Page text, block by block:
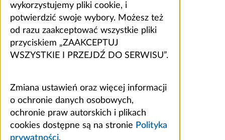
wykorzystujemy pliki cookie, i
potwierdzić swoje wybory. Możesz też
od razu zaakceptować wszystkie pliki
przyciskiem „ZAAKCEPTUJ
WSZYSTKIE I PRZEJDŹ DO SERWISU”.
Zmiana ustawień oraz więcej informacji
o ochronie danych osobowych,
ochronie praw autorskich i plikach
cookies dostępne są na stronie Polityka
prywatności.